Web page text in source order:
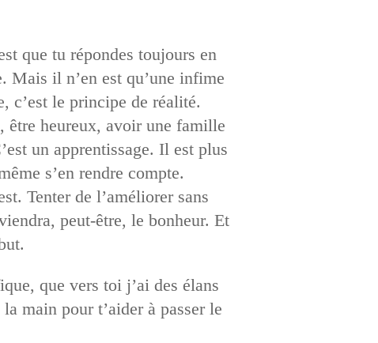
que tu répondes toujours en
Mais il n’en est qu’une infime
c’est le principe de réalité.
être heureux, avoir une famille
un apprentissage. Il est plus
s’en rendre compte.
Tenter de l’améliorer sans
peut-être, le bonheur. Et
que vers toi j’ai des élans
main pour t’aider à passer le